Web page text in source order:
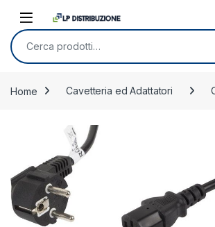
Cerca:
Home Cavetteria ed Adattatori